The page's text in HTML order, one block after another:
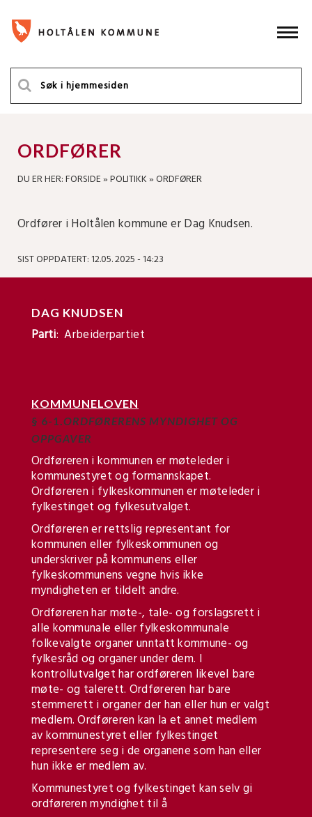
ORDFØRER
DU ER HER:FORSIDE»POLITIKK»ORDFØRER
Ordfører i Holtålen kommune er Dag Knudsen.
SIST OPPDATERT: 12.05. 2025 - 14:23
DAG KNUDSEN
Parti: Arbeiderpartiet
KOMMUNELOVEN
§ 6-1.ORDFØRERENS MYNDIGHET OG
OPPGAVER
Ordføreren i kommunen er møteleder i
kommunestyret og formannskapet.
Ordføreren i fylkeskommunen er møteleder i
fylkestinget og fylkesutvalget.
Ordføreren er rettslig representant for
kommunen eller fylkeskommunen og
underskriver på kommunens eller
fylkeskommunens vegne hvis ikke
myndigheten er tildelt andre.
Ordføreren har møte-, tale- og forslagsrett i
alle kommunale eller fylkeskommunale
folkevalgte organer unntatt kommune- og
fylkesråd og organer under dem. I
kontrollutvalget har ordføreren likevel bare
møte- og talerett. Ordføreren har bare
stemmerett i organer der han eller hun er valgt
medlem. Ordføreren kan la et annet medlem
av kommunestyret eller fylkestinget
representere seg i de organene som han eller
hun ikke er medlem av.
Kommunestyret og fylkestinget kan selv gi
ordføreren myndighet til å